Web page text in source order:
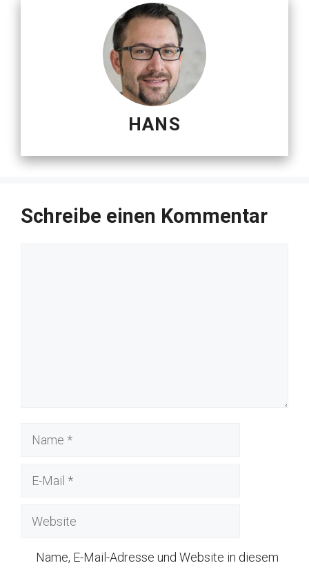
HANS
Schreibe einen Kommentar
Name
Website
Name, E-Mail-Adresse und Website in diesem